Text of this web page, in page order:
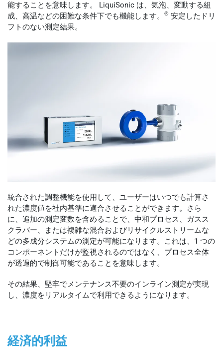
能することを意味します。 LiquiSonic は、気泡、変動する組
成、高温などの困難な条件下でも機能します。
® 安定したドリ
フトのない測定結果。
統合された調整機能を使用して、ユーザーはいつでも計算さ
れた濃度値を社内基準に適合させることができます。さら
に、追加の測定変数を含めることで、中和プロセス、ガスス
クラバー、または複雑な混合およびリサイクルストリームな
どの多成分システムの測定が可能になります。これは、1 つの
コンポーネントだけが監視されるのではなく、プロセス全体
が透過的で制御可能であることを意味します。
その結果、堅牢でメンテナンス不要のインライン測定が実現
し、濃度をリアルタイムで利用できるようになります。
経済的利益